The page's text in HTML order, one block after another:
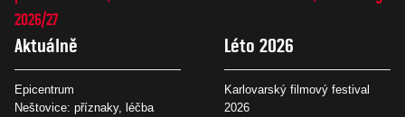
2026/27
Aktuálně
Epicentrum
Neštovice: příznaky, léčba
Léto 2026
Karlovarský filmový festival
2026